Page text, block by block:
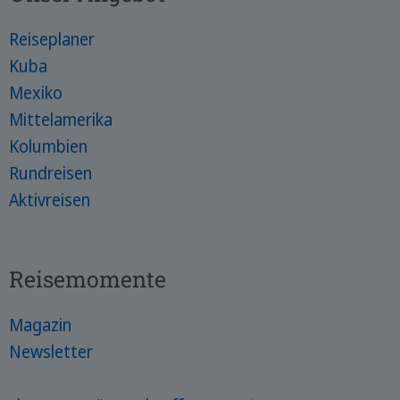
Reiseplaner
Kuba
Mexiko
Mittelamerika
Kolumbien
Rundreisen
Aktivreisen
Reisemomente
Magazin
Newsletter